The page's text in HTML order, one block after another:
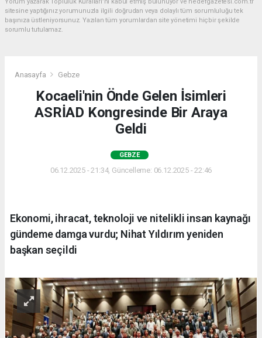
Yorum yazarak Topluluk Kuralları’nı kabul etmiş bulunuyor ve hedefgazetesi.com.tr
sitesine yaptığınız yorumunuzla ilgili doğrudan veya dolaylı tüm sorumluluğu tek
başınıza üstleniyorsunuz. Yazılan tüm yorumlardan site yönetimi hiçbir şekilde
sorumlu tutulamaz.
Anasayfa Gebze
Kocaeli'nin Önde Gelen İsimleri
ASRİAD Kongresinde Bir Araya
Geldi
GEBZE
06.12.2025 - 21:34, Güncelleme: 06.12.2025 - 22:46
Ekonomi, ihracat, teknoloji ve nitelikli insan kaynağı
gündeme damga vurdu; Nihat Yıldırım yeniden
başkan seçildi